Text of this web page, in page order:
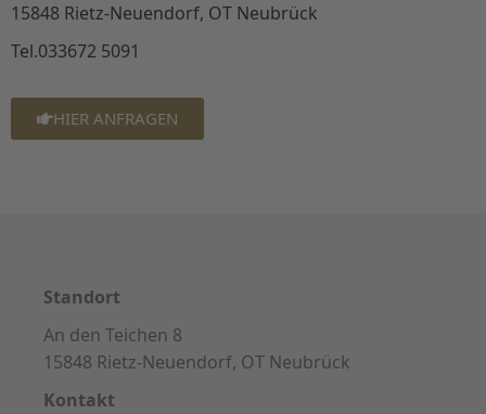
15848 Rietz‐Neuendorf, OT Neubrück
Tel.033672 5091
HIER ANFRAGEN
Standort
An den Teichen 8
15848 Rietz-Neuendorf, OT Neubrück
Kontakt